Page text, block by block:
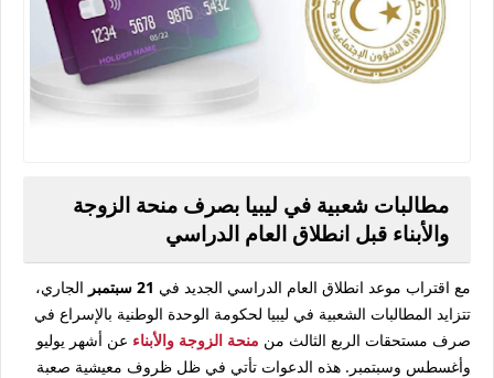
مطالبات شعبية في ليبيا بصرف منحة الزوجة
والأبناء قبل انطلاق العام الدراسي
مع اقتراب موعد انطلاق العام الدراسي الجديد في 21 سبتمبر
الجاري،
تتزايد المطالبات الشعبية في ليبيا لحكومة الوحدة الوطنية بالإسراع في
صرف مستحقات الربع الثالث من منحة الزوجة والأبناء عن أشهر يوليو
وأغسطس وسبتمبر. هذه الدعوات تأتي في ظل ظروف معيشية صعبة